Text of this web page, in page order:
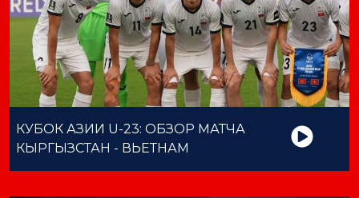
КУБОК АЗИИ U-23: ОБЗОР МАТЧА
КЫРГЫЗСТАН - ВЬЕТНАМ